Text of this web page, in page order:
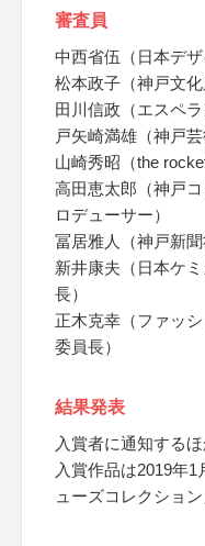
審査員
中西省伍（日本デザ
松本政子（神戸文化
田川信政（エスペラ
戸矢崎満雄（神戸
山崎秀昭（the
高田恵太郎（神戸
ロデューサー）
冨居雅人（神戸新聞
新井康夫（日本ケ
長）
正木克幸（ファッ
委員長）
結果発表
入賞者に通知する
入賞作品は2019年
ューズコレクショ